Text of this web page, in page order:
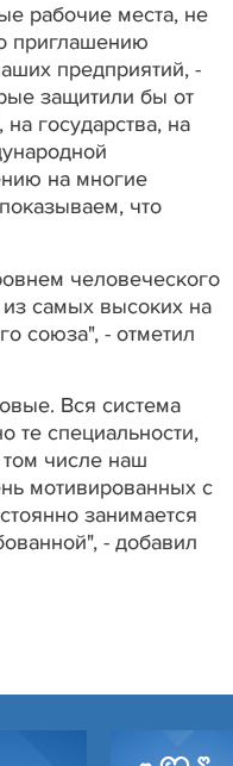
рабочие места, не
приглашению
предприятий, -
защитили бы от
государства, на
на многие
что
человеческого
самых высоких на
союза", - отметил
Вся система
те специальности,
числе наш
мотивированных с
занимается
- добавил